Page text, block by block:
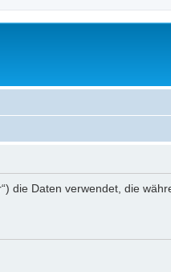
die Daten verwendet, die